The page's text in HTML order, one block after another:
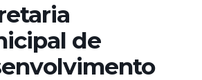
de